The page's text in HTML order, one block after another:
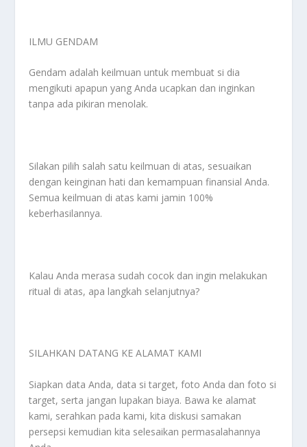
ILMU GENDAM
Gendam adalah keilmuan untuk membuat si dia
mengikuti apapun yang Anda ucapkan dan inginkan
tanpa ada pikiran menolak.
Silakan pilih salah satu keilmuan di atas, sesuaikan
dengan keinginan hati dan kemampuan finansial Anda.
Semua keilmuan di atas kami jamin 100%
keberhasilannya.
Kalau Anda merasa sudah cocok dan ingin melakukan
ritual di atas, apa langkah selanjutnya?
SILAHKAN DATANG KE ALAMAT KAMI
Siapkan data Anda, data si target, foto Anda dan foto si
target, serta jangan lupakan biaya. Bawa ke alamat
kami, serahkan pada kami, kita diskusi samakan
persepsi kemudian kita selesaikan permasalahannya